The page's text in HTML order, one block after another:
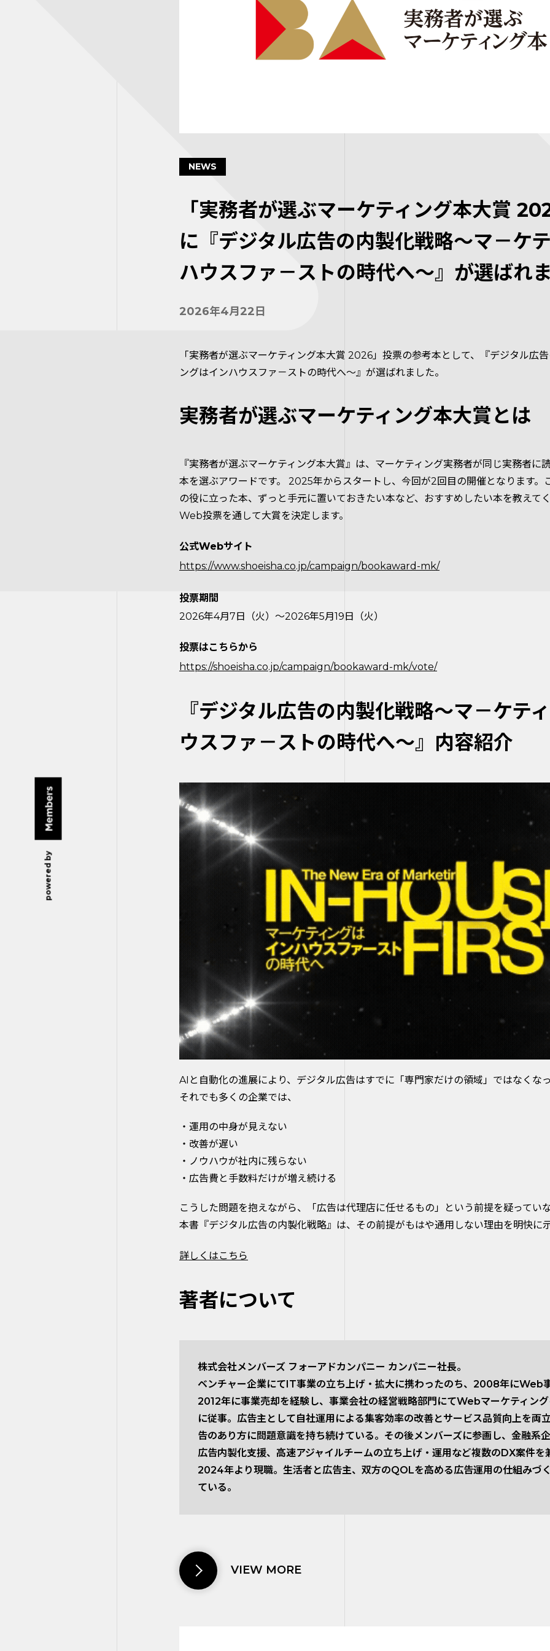
powered by
NEWS
「実務者が選ぶマーケティング本大賞
に『デジタル広告の内製化戦略～マ－ケ
ハウスファ－ストの時代へ～』が選ばれ
2026年4月22日
「実務者が選ぶマーケティング本大賞 2026」投票の参考本として、『デジタル広
ングはインハウスファ－ストの時代へ～』が選ばれました。
実務者が選ぶマーケティング本大賞とは
『実務者が選ぶマーケティング本大賞』は、マーケティング実務者が同じ実務者に
本を選ぶアワードです。 2025年からスタートし、今回が2回目の開催となります。
の役に立った本、ずっと手元に置いておきたい本など、おすすめしたい本を教えて
Web投票を通して大賞を決定します。
公式Webサイト
https://www.shoeisha.co.jp/campaign/bookaward-mk/
投票期間
2026年4月7日（火）～2026年5月19日（火）
投票はこちらから
https://shoeisha.co.jp/campaign/bookaward-mk/vote/
『デジタル広告の内製化戦略～マ－ケテ
ウスファ－ストの時代へ～』内容紹介
AIと自動化の進展により、デジタル広告はすでに「専門家だけの領域」ではなくな
それでも多くの企業では、
・運用の中身が見えない
・改善が遅い
・ノウハウが社内に残らない
・広告費と手数料だけが増え続ける
こうした問題を抱えながら、「広告は代理店に任せるもの」という前提を疑ってい
本書『デジタル広告の内製化戦略』は、その前提がもはや通用しない理由を明快に
詳しくはこちら
著者について
株式会社メンバーズ フォーアドカンパニー カンパニー社長。
ベンチャー企業にてIT事業の立ち上げ・拡大に携わったのち、2008年にWeb
2012年に事業売却を経験し、事業会社の経営戦略部門にてWebマーケティン
に従事。広告主として自社運用による集客効率の改善とサービス品質向上を両
告のあり方に問題意識を持ち続けている。その後メンバーズに参画し、金融系
広告内製化支援、高速アジャイルチームの立ち上げ・運用など複数のDX案件を
2024年より現職。生活者と広告主、双方のQOLを高める広告運用の仕組みづ
ている。
VIEW MORE